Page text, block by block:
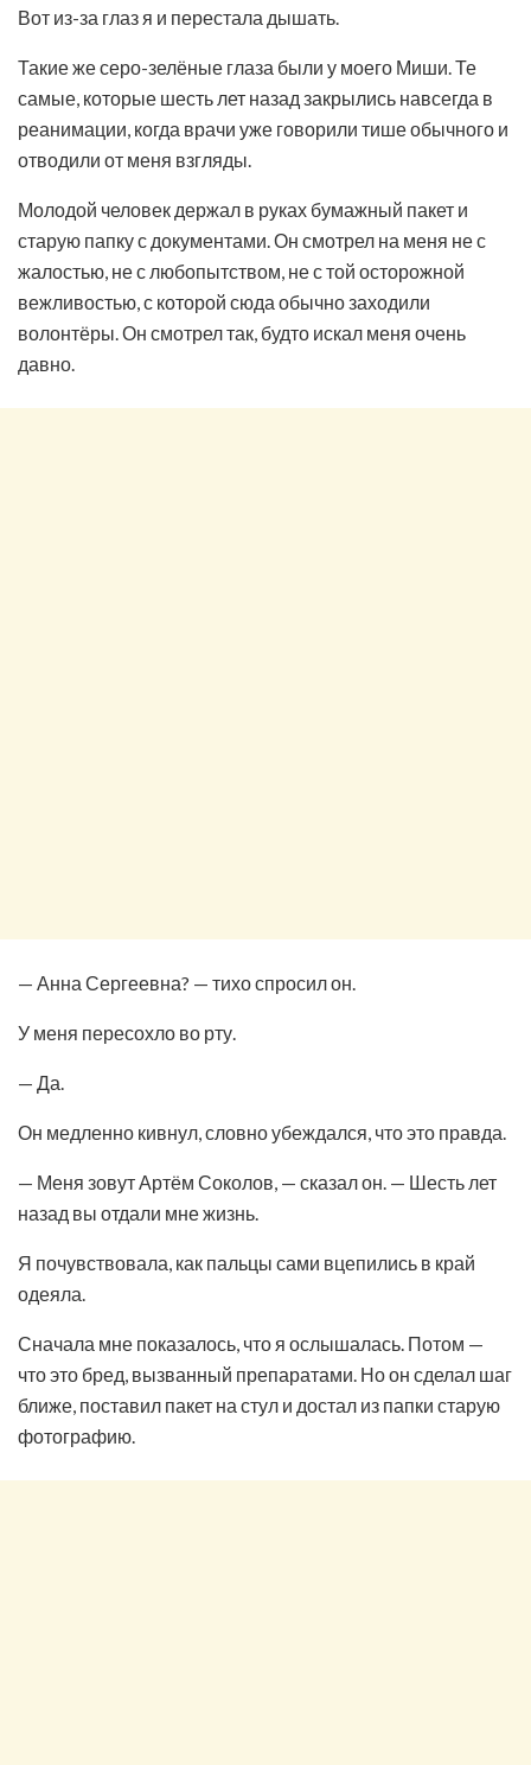
Вот из-за глаз я и перестала дышать.
Такие же серо-зелёные глаза были у моего Миши. Те
самые, которые шесть лет назад закрылись навсегда в
реанимации, когда врачи уже говорили тише обычного и
отводили от меня взгляды.
Молодой человек держал в руках бумажный пакет и
старую папку с документами. Он смотрел на меня не с
жалостью, не с любопытством, не с той осторожной
вежливостью, с которой сюда обычно заходили
волонтёры. Он смотрел так, будто искал меня очень
давно.
— Анна Сергеевна? — тихо спросил он.
У меня пересохло во рту.
— Да.
Он медленно кивнул, словно убеждался, что это правда.
— Меня зовут Артём Соколов, — сказал он. — Шесть лет
назад вы отдали мне жизнь.
Я почувствовала, как пальцы сами вцепились в край
одеяла.
Сначала мне показалось, что я ослышалась. Потом —
что это бред, вызванный препаратами. Но он сделал шаг
ближе, поставил пакет на стул и достал из папки старую
фотографию.